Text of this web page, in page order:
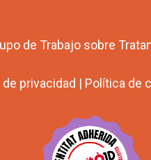
de Trabajo sobre
privacidad | Política de